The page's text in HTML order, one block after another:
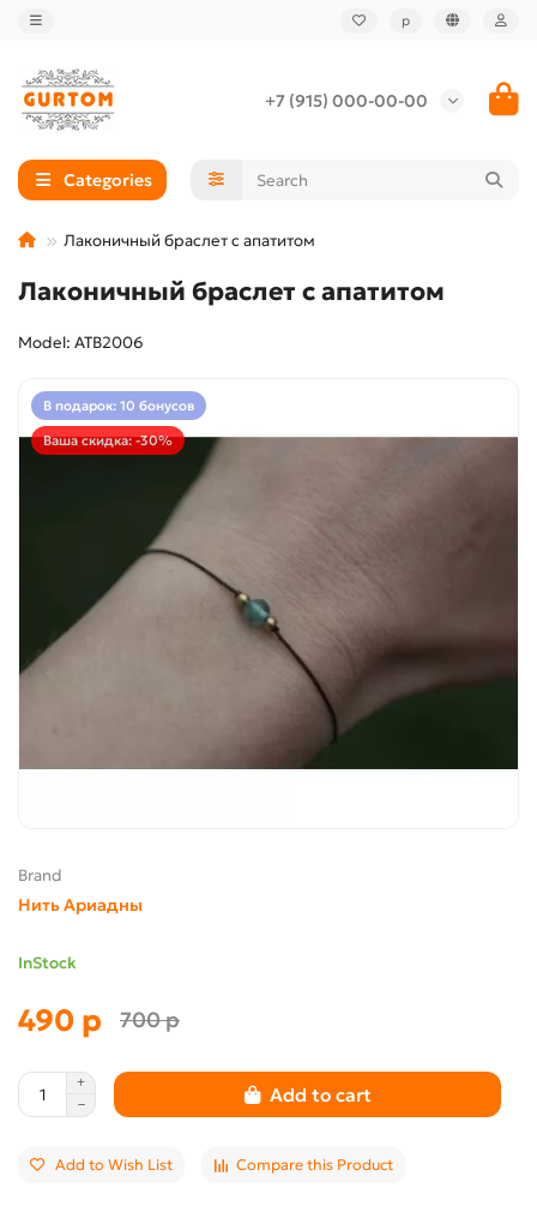
р
+7 (915) 000-00-00
Categories
Лаконичный браслет с апатитом
Лаконичный браслет с апатитом
Model: ATB2006
В подарок: 10 бонусов
Ваша скидка: -30%
Brand
Нить Ариадны
InStock
490 р 700 р
Add to cart
Add to Wish List Compare this Product